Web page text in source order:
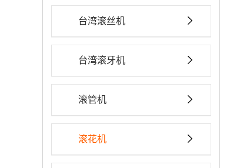
台湾滚丝机
台湾滚牙机
滚管机
滚花机